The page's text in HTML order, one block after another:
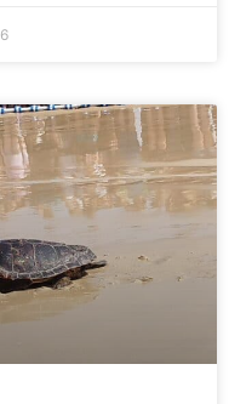
6 באוגוסט 2026